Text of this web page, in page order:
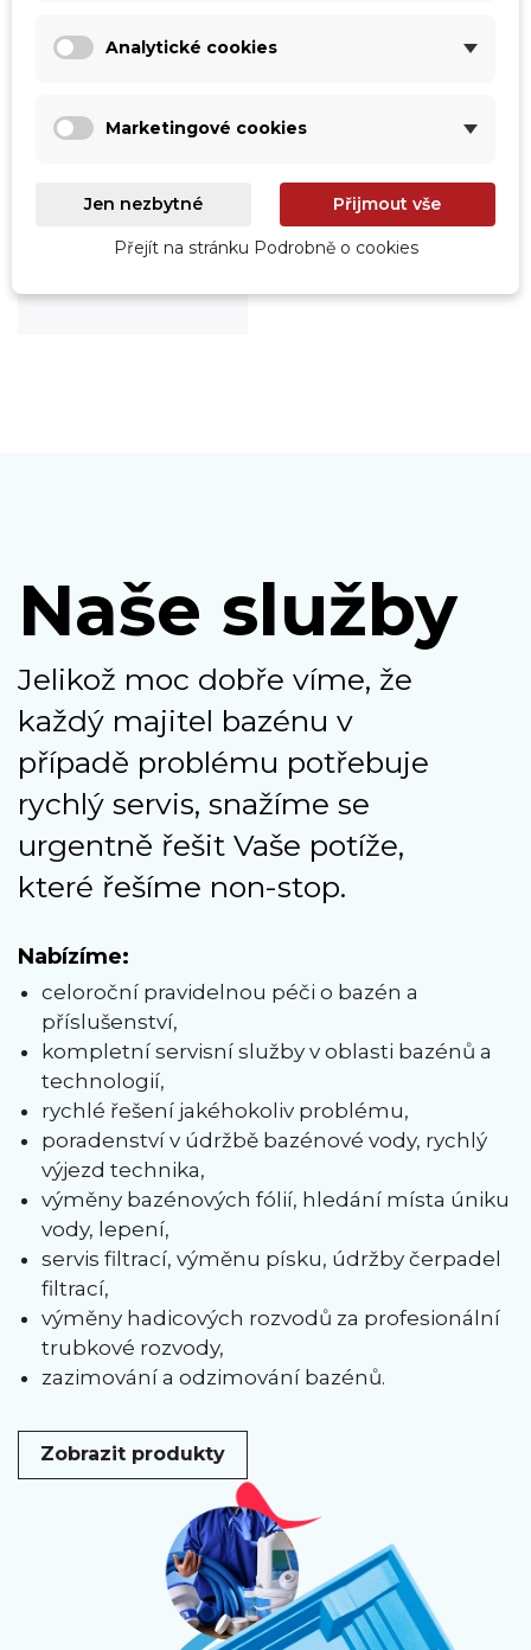
Prohlédnout
Naše služby
Jelikož moc dobře víme, že
každý majitel bazénu v
případě problému potřebuje
rychlý servis, snažíme se
urgentně řešit Vaše potíže,
které řešíme non-stop.
Nabízíme:
celoroční pravidelnou péči o bazén a
příslušenství,
kompletní servisní služby v oblasti bazénů a
technologií,
rychlé řešení jakéhokoliv problému,
poradenství v údržbě bazénové vody, rychlý
výjezd technika,
výměny bazénových fólií, hledání místa úniku
vody, lepení,
servis filtrací, výměnu písku, údržby čerpadel
filtrací,
výměny hadicových rozvodů za profesionální
trubkové rozvody,
zazimování a odzimování bazénů.
Zobrazit produkty
Analytické cookies
Marketingové cookies
Jen nezbytné Přijmout vše
Přejít na stránku Podrobně o cookies